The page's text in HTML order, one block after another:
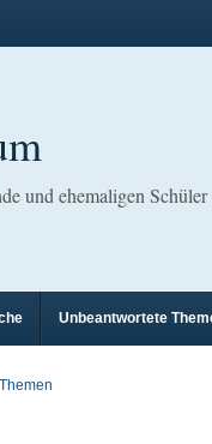
und ehemaligen
Unbeantwortete